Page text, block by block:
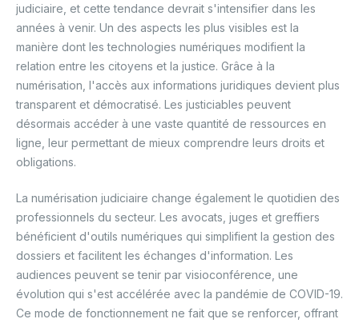
judiciaire, et cette tendance devrait s'intensifier dans les
années à venir. Un des aspects les plus visibles est la
manière dont les technologies numériques modifient la
relation entre les citoyens et la justice. Grâce à la
numérisation, l'accès aux informations juridiques devient plus
transparent et démocratisé. Les justiciables peuvent
désormais accéder à une vaste quantité de ressources en
ligne, leur permettant de mieux comprendre leurs droits et
obligations.
La numérisation judiciaire change également le quotidien des
professionnels du secteur. Les avocats, juges et greffiers
bénéficient d'outils numériques qui simplifient la gestion des
dossiers et facilitent les échanges d'information. Les
audiences peuvent se tenir par visioconférence, une
évolution qui s'est accélérée avec la pandémie de COVID-19.
Ce mode de fonctionnement ne fait que se renforcer, offrant